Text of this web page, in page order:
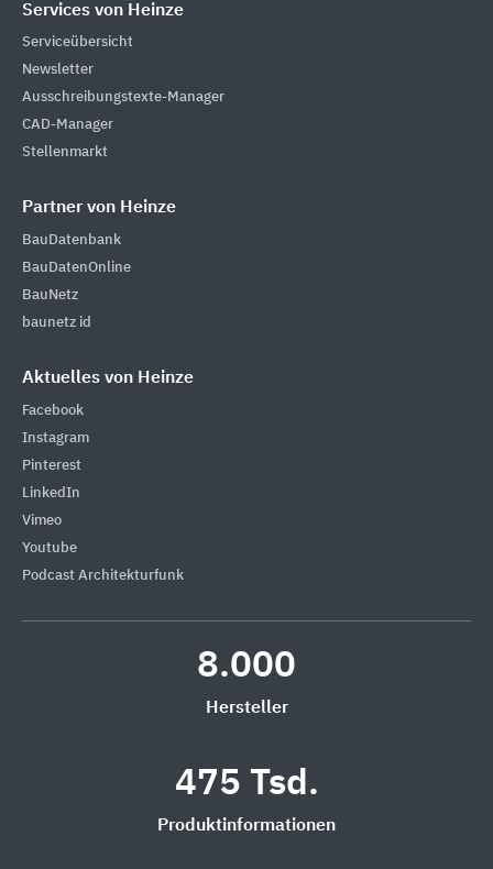
Services von Heinze
Serviceübersicht
Newsletter
Ausschreibungstexte-Manager
CAD-Manager
Stellenmarkt
Partner von Heinze
BauDatenbank
BauDatenOnline
BauNetz
baunetz id
Aktuelles von Heinze
Facebook
Instagram
Pinterest
LinkedIn
Vimeo
Youtube
Podcast Architekturfunk
8.000
Hersteller
475 Tsd.
Produktinformationen